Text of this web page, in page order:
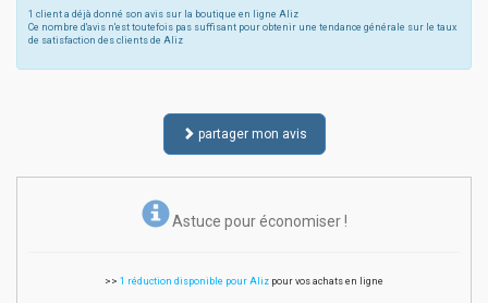
1 client a déjà donné son avis sur la boutique en ligne Aliz
Ce nombre d'avis n'est toutefois pas suffisant pour obtenir une tendance générale sur le taux
de satisfaction des clients de Aliz
partager mon avis
Astuce pour économiser !
>> 1 réduction disponible pour Aliz pour vos achats en ligne